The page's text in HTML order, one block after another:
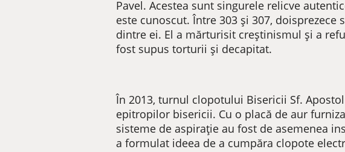
Pavel. Acestea sunt singurele relicve
este cunoscut. Între 303 și 307,
dintre ei. El a mărturisit creștinismul și a
fost supus torturii și decapitat.
În 2013, turnul clopotului Bisericii Sf.
epitropilor bisericii. Cu o placă de aur
sisteme de aspirație au fost de asemenea
a formulat ideea de a cumpăra clopote